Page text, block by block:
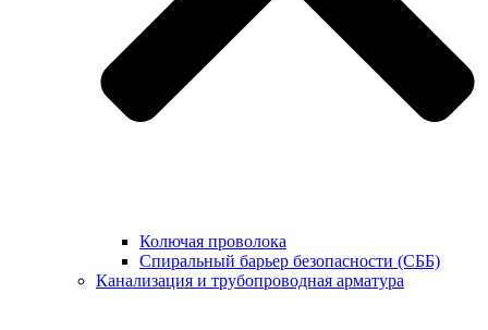
Колючая проволока
Спиральный барьер безопасности (СББ)
Канализация и трубопроводная арматура